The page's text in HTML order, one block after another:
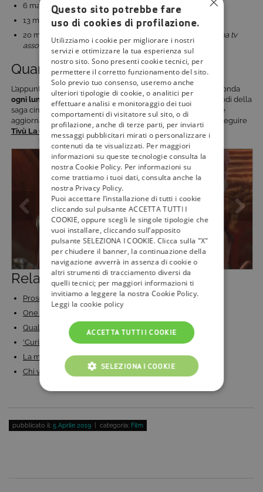
6 maggio –
Star Wars: Il Ritorno dello Jedi
13 maggio –Star Wars: Il Risveglio della Forza(2015);
20 maggio –
in prima tv
assoluta in chiaro.
Quando va in onda
L’appuntamento con la saga completa di Star Wars andrà in onda
ogni lunedì a partire dal 1 aprile
. Non perdetevi tutti gli episodi della
saga cinematografica più famosa del mondo, e per rimanere
aggiornati sulle prossime novità in arrivo in tv, continuate a seguire
Tivù La Guida
Related Posts:
Prosegue il grande Rugby su DMAX: tutto sul…
One Piece Dressrosa: la saga in prima visione su…
Quali sono i film più belli con George Clooney? Su…
‘Curioso come George’: tornano le divertenti storie…
La magica Notte degli Oscar 2025 in diretta su Rai 1
Chi vince gli Oscar 2026? Segui in TV la notte delle…
pubblicato il: 5 Aprile 2019 | categoria: Film
Questo sito potrebbe fare
uso di cookies di profilazione.
Utilizziamo i cookie per migliorare i nostri
servizi e ottimizzare la tua esperienza sul
nostro sito. Sono presenti cookie tecnici, per
permettere il corretto funzionamento del sito.
Solo previo tuo consenso, useremo anche
ulteriori tipologie di cookie, o analitici per
effettuare analisi e monitoraggio dei tuoi
comportamenti di visitatore sul sito, o di
profilazione, anche di terze parti, per inviarti
messaggi pubblicitari mirati o personalizzare i
contenuti da te visualizzati. Per maggiori
informazioni su queste tecnologie consulta la
nostra Cookie Policy. Per informazioni su
come trattiamo i tuoi dati, consulta anche la
nostra Privacy Policy.
Puoi accettare l’installazione di tutti i cookie
cliccando sul pulsante ACCETTA TUTTI I
COOKIE, oppure scegli le singole tipologie che
vuoi installare, cliccando sull’apposito
pulsante SELEZIONA I COOKIE. Clicca sulla "X"
per chiudere il banner, la continuazione della
navigazione avverrà in assenza di cookie o
altri strumenti di tracciamento diversi da
quelli tecnici; per maggiori informazioni ti
invitiamo a leggere la nostra Cookie Policy.
Leggi la cookie policy
ACCETTA TUTTI I COOKIE
SELEZIONA I COOKIE
COOKIE TECNICI